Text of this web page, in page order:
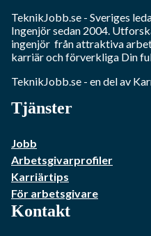
TeknikJobb.se - Sveriges
Ingenjörsedan 2004.
ingenjör från attraktiva
karriär och förverkliga Din
TeknikJobb.se - en del av
Tjänster
Jobb
Arbetsgivarprofiler
Karriärtips
För arbetsgivare
Kontakt